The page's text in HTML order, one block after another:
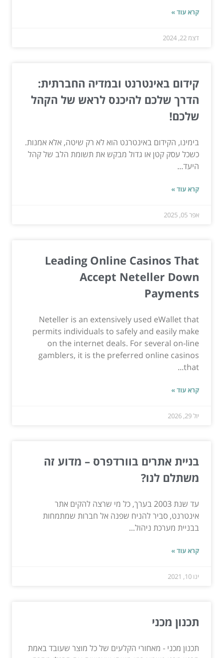
קרא עוד »
דצמ 22, 2024
קידום באינטרנט ובמדיה החברתית:
הדרך שלכם להיכנס לראש של הקהל
שלכם!
בימינו, הקידום באינטרנט הוא לא רק שיטה, אלא אמנות.
כשכל עסק קטן או גדול מבקש את תשומת הלב של קהל
היעד...
קרא עוד »
אפר 05, 2025
Leading Online Casinos That
Accept Neteller Down
Payments
Neteller is an extensively used eWallet that
permits individuals to safely and easily make
on the internet deals. For several on-line
gamblers, it is the preferred online casinos
that...
קרא עוד »
יול 29, 2026
בניית אתרים בוורדפרס – מדוע זה
משתלם לנו?
עד שנת 2003 בערך, כל מי שרצה להקים אתר
אינטרנט, סביר להניח שפנה אל חברות שמתמחות
בבניית מערכת ניהול...
קרא עוד »
ינו 10, 2021
תכנון מכני
תכנון מכני - מאחורי הקלעים של כל מוצר שעובד באמת